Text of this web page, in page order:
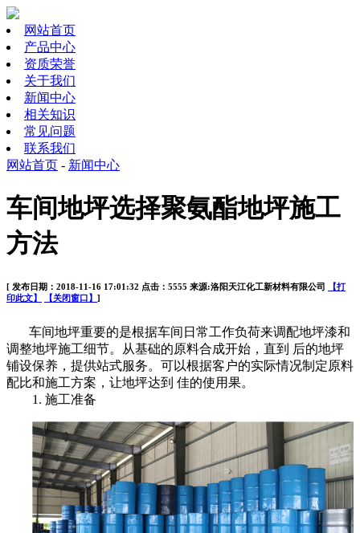
网站首页
产品中心
资质荣誉
关于我们
新闻中心
相关知识
常见问题
联系我们
网站首页 - 新闻中心
车间地坪选择聚氨酯地坪施工
方法
[ 发布日期：2018-11-16 17:01:32 点击：5555 来源:洛阳天江化工新材料有限公司
【打
印此文】
【关闭窗口】 ]
车间地坪重要的是根据车间日常工作负荷来调配地坪漆和
调整地坪施工细节。从基础的原料合成开始，直到 后的地坪
铺设保养，提供站式服务。可以根据客户的实际情况制定原料
配比和施工方案，让地坪达到 佳的使用果。
1. 施工准备